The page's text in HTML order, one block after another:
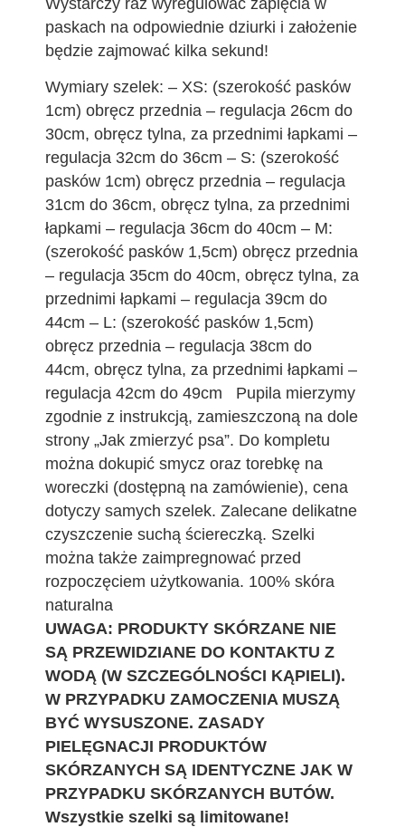
paskach na odpowiednie dziurki i założenie
będzie zajmować kilka sekund!
Wymiary szelek: – XS: (szerokość pasków
1cm) obręcz przednia – regulacja 26cm do
30cm, obręcz tylna, za przednimi łapkami –
regulacja 32cm do 36cm – S: (szerokość
pasków 1cm) obręcz przednia – regulacja
31cm do 36cm, obręcz tylna, za przednimi
łapkami – regulacja 36cm do 40cm – M:
(szerokość pasków 1,5cm) obręcz przednia
– regulacja 35cm do 40cm, obręcz tylna, za
przednimi łapkami – regulacja 39cm do
44cm – L: (szerokość pasków 1,5cm)
obręcz przednia – regulacja 38cm do
44cm, obręcz tylna, za przednimi łapkami –
regulacja 42cm do 49cm Pupila mierzymy
zgodnie z instrukcją, zamieszczoną na dole
strony „Jak zmierzyć psa”. Do kompletu
można dokupić smycz oraz torebkę na
woreczki (dostępną na zamówienie), cena
dotyczy samych szelek. Zalecane delikatne
czyszczenie suchą ściereczką. Szelki
można także zaimpregnować przed
rozpoczęciem użytkowania. 100% skóra
naturalna
UWAGA: PRODUKTY SKÓRZANE NIE
SĄ PRZEWIDZIANE DO KONTAKTU Z
WODĄ (W SZCZEGÓLNOŚCI KĄPIELI).
W PRZYPADKU ZAMOCZENIA MUSZĄ
BYĆ WYSUSZONE. ZASADY
PIELĘGNACJI PRODUKTÓW
SKÓRZANYCH SĄ IDENTYCZNE JAK W
PRZYPADKU SKÓRZANYCH BUTÓW.
Wszystkie szelki są limitowane!